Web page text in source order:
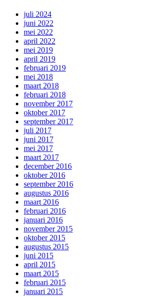
juli 2024
juni 2022
mei 2022
april 2022
mei 2019
april 2019
februari 2019
mei 2018
maart 2018
februari 2018
november 2017
oktober 2017
september 2017
juli 2017
juni 2017
mei 2017
maart 2017
december 2016
oktober 2016
september 2016
augustus 2016
maart 2016
februari 2016
januari 2016
november 2015
oktober 2015
augustus 2015
juni 2015
april 2015
maart 2015
februari 2015
januari 2015